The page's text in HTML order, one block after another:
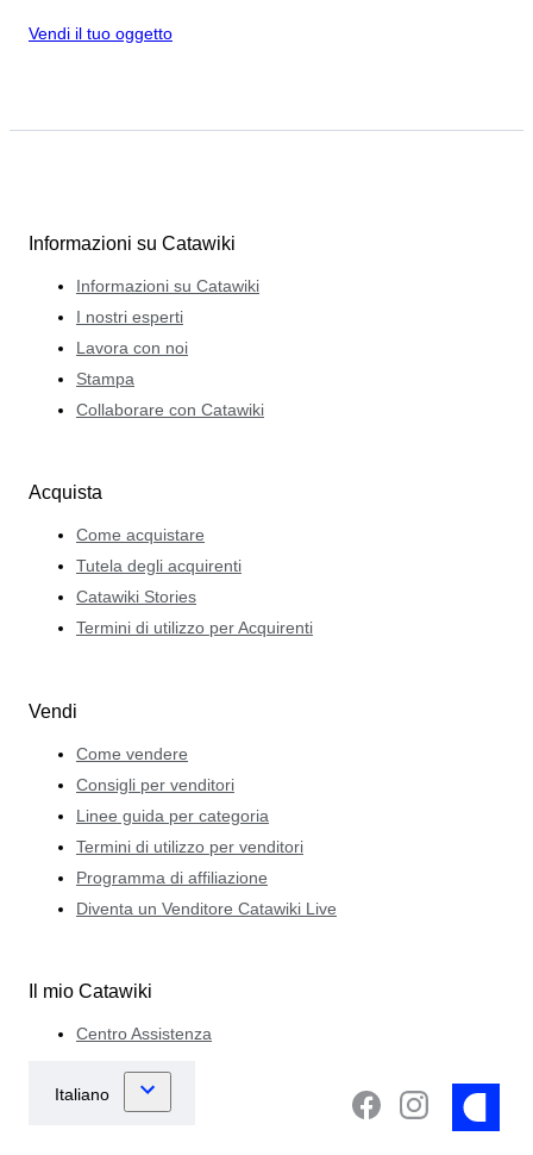
Vendi il tuo oggetto
Informazioni su Catawiki
Informazioni su Catawiki
I nostri esperti
Lavora con noi
Stampa
Collaborare con Catawiki
Acquista
Come acquistare
Tutela degli acquirenti
Catawiki Stories
Termini di utilizzo per Acquirenti
Vendi
Come vendere
Consigli per venditori
Linee guida per categoria
Termini di utilizzo per venditori
Programma di affiliazione
Diventa un Venditore Catawiki Live
Il mio Catawiki
Centro Assistenza